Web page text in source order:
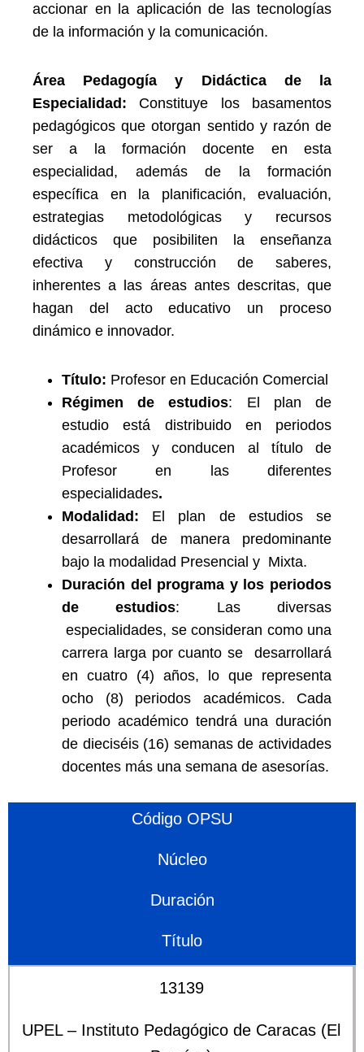
accionar en la aplicación de las tecnologías
de la información y la comunicación.
Área Pedagogía y Didáctica de la
Especialidad: Constituye los basamentos
pedagógicos que otorgan sentido y razón de
ser a la formación docente en esta
especialidad, además de la formación
específica en la planificación, evaluación,
estrategias metodológicas y recursos
didácticos que posibiliten la enseñanza
efectiva y construcción de saberes,
inherentes a las áreas antes descritas, que
hagan del acto educativo un proceso
dinámico e innovador.
Título: Profesor en Educación Comercial
Régimen de estudios: El plan de
estudio está distribuido en periodos
académicos y conducen al título de
Profesor en las diferentes
especialidades.
Modalidad: El plan de estudios se
desarrollará de manera predominante
bajo la modalidad Presencial y Mixta.
Duración del programa y los periodos
de estudios: Las diversas
especialidades, se consideran como una
carrera larga por cuanto se desarrollará
en cuatro (4) años, lo que representa
ocho (8) periodos académicos. Cada
periodo académico tendrá una duración
de dieciséis (16) semanas de actividades
docentes más una semana de asesorías.
Código OPSU
Núcleo
Duración
Título
13139
UPEL – Instituto Pedagógico de Caracas (El